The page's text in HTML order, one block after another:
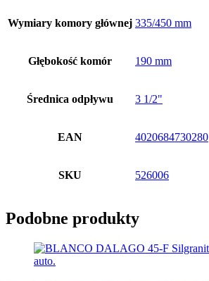
Wymiary komory głównej 335/450 mm
Głębokość komór 190 mm
Średnica odpływu 3 1/2"
EAN 4020684730280
SKU 526006
Podobne produkty